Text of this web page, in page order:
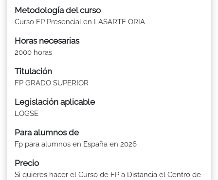
Metodología del curso
Curso FP Presencial en LASARTE ORIA
Horas necesarias
2000 horas
Titulación
FP GRADO SUPERIOR
Legislación aplicable
LOGSE
Para alumnos de
Fp para alumnos en España en 2026
Precio
Si quieres hacer el Curso de FP a Distancia el Centro de